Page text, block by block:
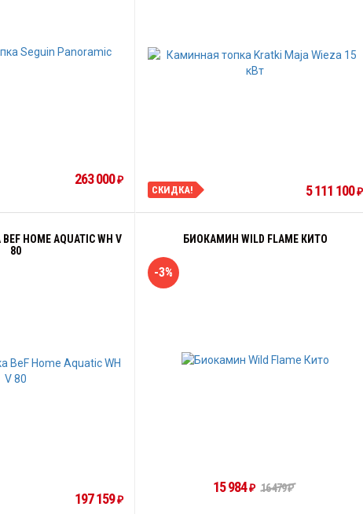
263 000₽
СКИДКА! 5 111 100 ₽
HOME AQUATIC WH V
80
197 159₽
БИОКАМИН WILD FLAME КИТО
-3%
15 984₽ 16 479₽